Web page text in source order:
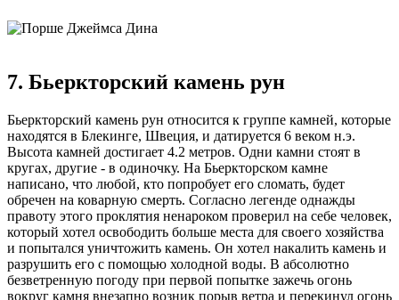
7. Бьеркторский камень рун
Бьеркторский камень рун относится к группе камней, которые
находятся в Блекинге, Швеция, и датируется 6 веком н.э.
Высота камней достигает 4.2 метров. Одни камни стоят в
кругах, другие - в одиночку. На Бьеркторском камне
написано, что любой, кто попробует его сломать, будет
обречен на коварную смерть. Согласно легенде однажды
правоту этого проклятия ненароком проверил на себе человек,
который хотел освободить больше места для своего хозяйства
и попытался уничтожить камень. Он хотел накалить камень и
разрушить его с помощью холодной воды. В абсолютно
безветренную погоду при первой попытке зажечь огонь
вокруг камня внезапно возник порыв ветра и перекинул огонь